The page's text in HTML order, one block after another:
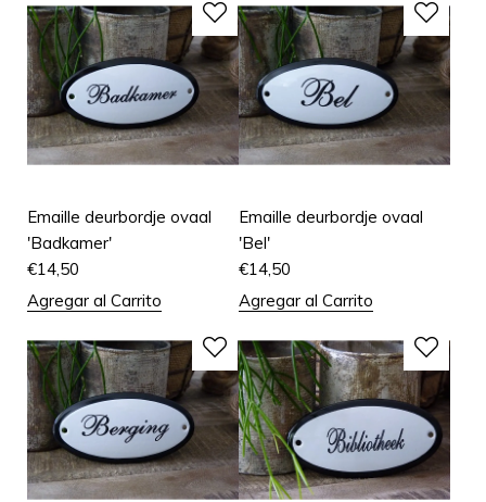
Emaille deurbordje ovaal
'Badkamer'
€14,50
Agregar al Carrito
Emaille deurbordje ovaal
'Bel'
€14,50
Agregar al Carrito